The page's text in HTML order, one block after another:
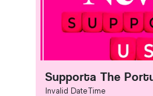
Supporta The
Invalid DateTime